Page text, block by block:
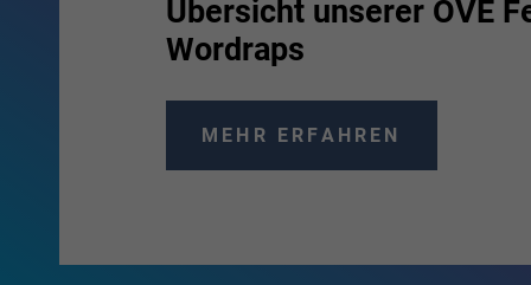
Übersicht unserer OVE
Wordraps
MEHR ERFAHREN